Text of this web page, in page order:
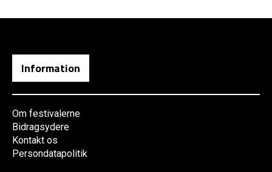
Information
Om festivalerne
Bidragsydere
Kontakt os
Persondatapolitik